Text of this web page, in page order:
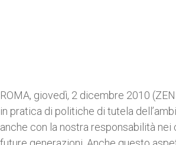
ROMA, giovedì, 2 dicembre 2010
in pratica di politiche di tutela
anche con la nostra responsabilità